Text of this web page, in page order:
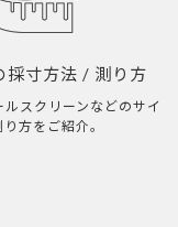
採寸方法 / 測り方
スクリーンなどのサイ
方をご紹介。